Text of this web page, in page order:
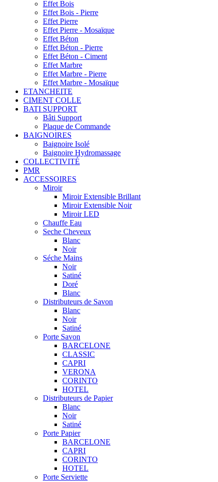
Effet Bois
Effet Bois - Pierre
Effet Pierre
Effet Pierre - Mosaïque
Effet Béton
Effet Béton - Pierre
Effet Béton - Ciment
Effet Marbre
Effet Marbre - Pierre
Effet Marbre - Mosaïque
ETANCHEITE
CIMENT COLLE
BATI SUPPORT
Bâti Support
Plaque de Commande
BAIGNOIRES
Baignoire Isolé
Baignoire Hydromassage
COLLECTIVITÉ
PMR
ACCESSOIRES
Miroir
Miroir Extensible Brillant
Miroir Extensible Noir
Miroir LED
Chauffe Eau
Seche Cheveux
Blanc
Noir
Séche Mains
Noir
Satiné
Doré
Blanc
Distributeurs de Savon
Blanc
Noir
Satiné
Porte Savon
BARCELONE
CLASSIC
CAPRI
VERONA
CORINTO
HOTEL
Distributeurs de Papier
Blanc
Noir
Satiné
Porte Papier
BARCELONE
CAPRI
CORINTO
HOTEL
Porte Serviette